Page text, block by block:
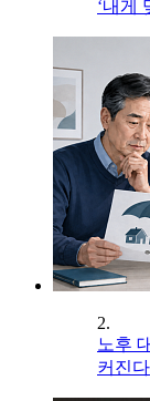
‘내게
2.
노후
커진다